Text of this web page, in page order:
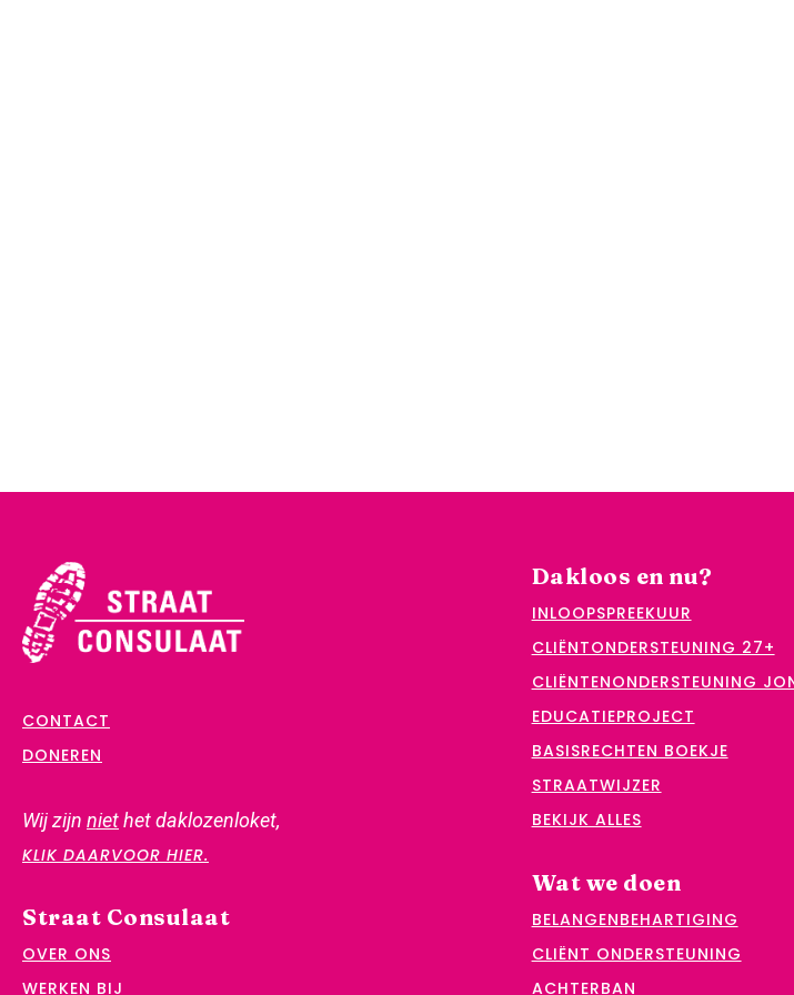
CONTACT
DONEREN
Wij zijn niethet daklozenloket,
KLIK DAARVOOR HIER.
Straat Consulaat
OVER ONS
WERKEN BIJ
Dakloos en nu?
INLOOPSPREEKUUR
CLIËNTONDERSTEUNING 27+
CLIËNTENONDERSTEUNING
EDUCATIEPROJECT
BASISRECHTEN BOEKJE
STRAATWIJZER
BEKIJK ALLES
Wat we doen
BELANGENBEHARTIGING
CLIËNT ONDERSTEUNING
ACHTERBAN